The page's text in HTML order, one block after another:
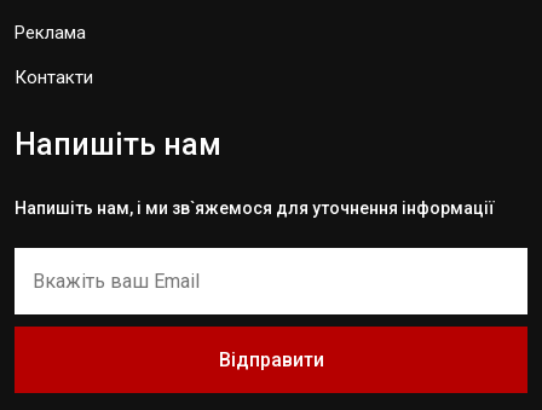
Реклама
Контакти
Напишіть нам
Напишіть нам, і ми зв`яжемося для уточнення інформації
Відправити